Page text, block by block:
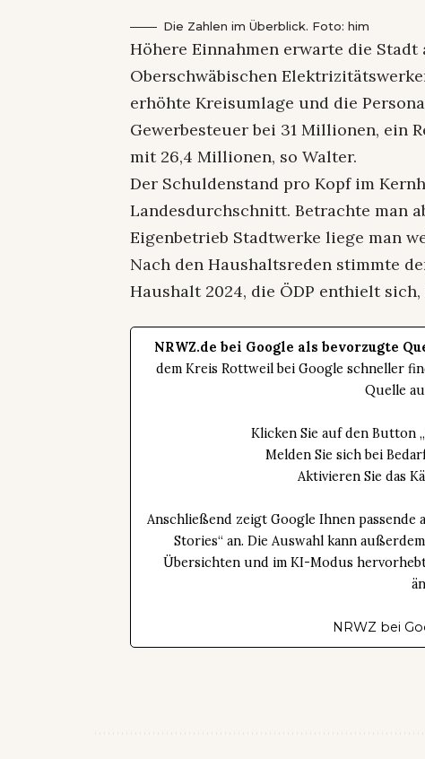
Die Zahlen im Überblick. Foto: him
Höhere Einnahmen erwarte die
Oberschwäbischen
erhöhte Kreisumlage und die
Gewerbesteuer bei 31 Millionen, ein
mit 26,4 Millionen, so Walter.
Der Schuldenstand pro Kopf im
Landesdurchschnitt. Betrachte man
Eigenbetrieb Stadtwerke liege man
Nach den Haushaltsreden stimmte
Haushalt 2024, die ÖDP enthielt
NRWZ.de bei Google als bevorzugte
dem Kreis Rottweil bei Google schneller
Quelle
Klicken Sie auf den Button
Melden Sie sich bei
Aktivieren Sie das
Anschließend zeigt Google Ihnen passende
Stories“ an. Die Auswahl kann
Übersichten und im KI-Modus
NRWZ bei